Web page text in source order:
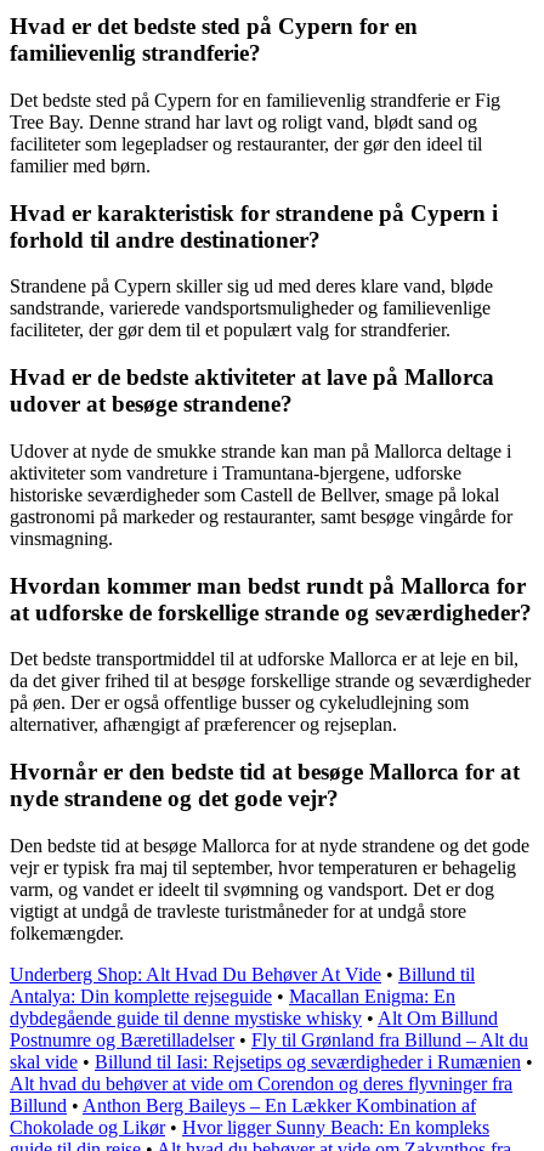
Hvad er det bedste sted på Cypern for en
familievenlig strandferie?
Det bedste sted på Cypern for en familievenlig strandferie er Fig
Tree Bay. Denne strand har lavt og roligt vand, blødt sand og
faciliteter som legepladser og restauranter, der gør den ideel til
familier med børn.
Hvad er karakteristisk for strandene på Cypern i
forhold til andre destinationer?
Strandene på Cypern skiller sig ud med deres klare vand, bløde
sandstrande, varierede vandsportsmuligheder og familievenlige
faciliteter, der gør dem til et populært valg for strandferier.
Hvad er de bedste aktiviteter at lave på Mallorca
udover at besøge strandene?
Udover at nyde de smukke strande kan man på Mallorca deltage i
aktiviteter som vandreture i Tramuntana-bjergene, udforske
historiske seværdigheder som Castell de Bellver, smage på lokal
gastronomi på markeder og restauranter, samt besøge vingårde for
vinsmagning.
Hvordan kommer man bedst rundt på Mallorca for
at udforske de forskellige strande og seværdigheder?
Det bedste transportmiddel til at udforske Mallorca er at leje en bil,
da det giver frihed til at besøge forskellige strande og seværdigheder
på øen. Der er også offentlige busser og cykeludlejning som
alternativer, afhængigt af præferencer og rejseplan.
Hvornår er den bedste tid at besøge Mallorca for at
nyde strandene og det gode vejr?
Den bedste tid at besøge Mallorca for at nyde strandene og det gode
vejr er typisk fra maj til september, hvor temperaturen er behagelig
varm, og vandet er ideelt til svømning og vandsport. Det er dog
vigtigt at undgå de travleste turistmåneder for at undgå store
folkemængder.
Underberg Shop: Alt Hvad Du Behøver At Vide • Billund til
Antalya: Din komplette rejseguide • Macallan Enigma: En
dybdegående guide til denne mystiske whisky • Alt Om Billund
Postnumre og Bæretilladelser• Fly til Grønland fra Billund – Alt du
skal vide • Billund til Iasi: Rejsetips og seværdigheder i Rumænien •
Alt hvad du behøver at vide om Corendon og deres flyvninger fra
Billund • Anthon Berg Baileys – En Lækker Kombination af
Chokolade og Likør• Hvor ligger Sunny Beach: En kompleks